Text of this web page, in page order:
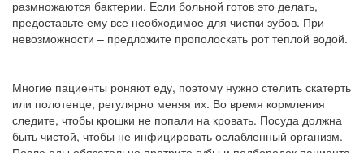
размножаются бактерии. Если больной готов это делать,
предоставьте ему все необходимое для чистки зубов. При
невозможности – предложите прополоскать рот теплой водой.
Многие пациенты роняют еду, поэтому нужно стелить скатерть
или полотенце, регулярно меняя их. Во время кормления
следите, чтобы крошки не попали на кровать. Посуда должна
быть чистой, чтобы не инфицировать ослабленный организм.